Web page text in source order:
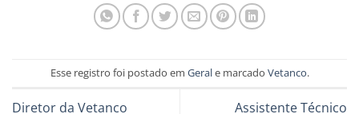
Esse registro foi postado em Gerale marcado Vetanco.
Diretor da Vetanco
Assistente Técnico